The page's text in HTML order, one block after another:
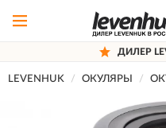
ДИЛЕР
LEVENHUK ОКУЛЯРЫ